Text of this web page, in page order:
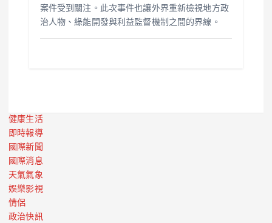
案件受到關注。此次事件也讓外界重新檢視地方政
治人物、綠能開發與利益監督機制之間的界線。
健康生活
即時報導
國際新聞
國際消息
天氣氣象
娛樂影視
情侶
政治快訊